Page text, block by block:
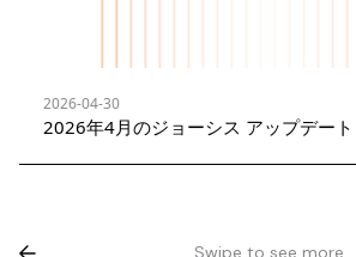
2026-04-30
2026年4月のジョーシス アップデート
Swipe to see more